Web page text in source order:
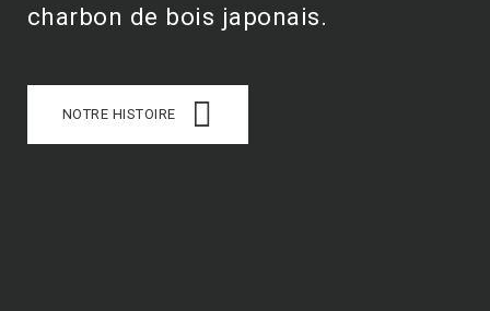
charbon de bois japonais.
NOTRE HISTOIRE